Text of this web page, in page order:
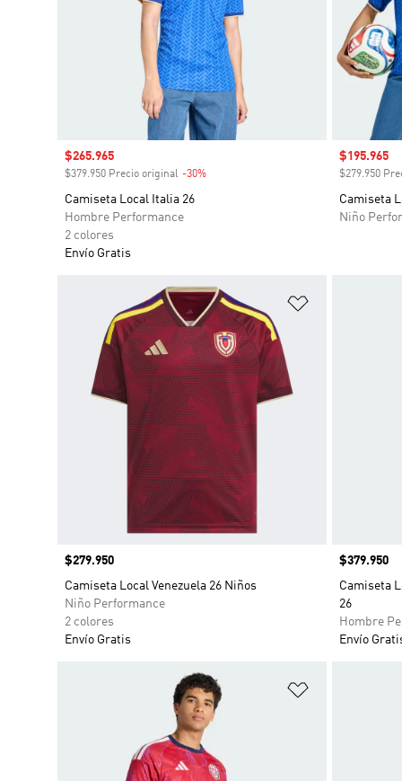
Precio de venta
$265.965
$379.950 Precio original -30%
Camiseta Local Italia 26
Hombre Performance
2 colores
Envío Gratis
Precio de
$195.965
$279.950
Camiseta
Niño
Precio
$279.950
Camiseta Local Venezuela 26 Niños
Niño Performance
2 colores
Envío Gratis
Precio
$379.950
Camiseta
26
Hombre
Envío